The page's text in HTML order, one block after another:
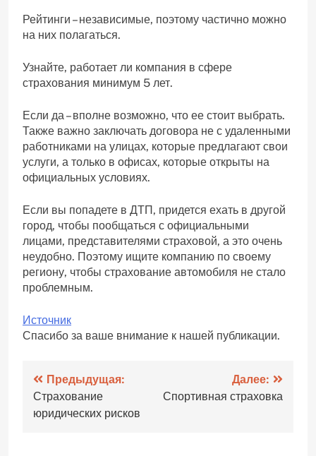
Рейтинги – независимые, поэтому частично можно
на них полагаться.
Узнайте, работает ли компания в сфере
страхования минимум 5 лет.
Если да – вполне возможно, что ее стоит выбрать.
Также важно заключать договора не с удаленными
работниками на улицах, которые предлагают свои
услуги, а только в офисах, которые открыты на
официальных условиях.
Если вы попадете в ДТП, придется ехать в другой
город, чтобы пообщаться с официальными
лицами, представителями страховой, а это очень
неудобно. Поэтому ищите компанию по своему
региону, чтобы страхование автомобиля не стало
проблемным.
Источник
Спасибо за ваше внимание к нашей публикации.
Навигация
по
Предыдущая:
Страхование
юридических рисков
Далее:
Спортивная страховка